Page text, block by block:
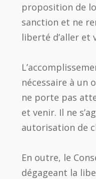
proposition de
sanction et ne
liberté d’aller et
nécessaire à un
ne porte pas
et venir. Il ne
autorisation de
En outre, le
dégageant la